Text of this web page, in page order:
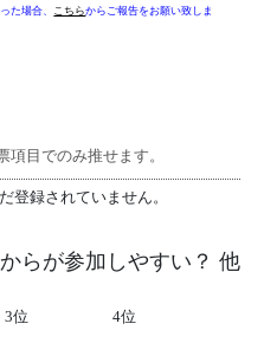
た場合、 こちらからご報告をお願い致しま
目でのみ推せます。
登録されていません。
らが参加しやすい？ 他
3位 4位